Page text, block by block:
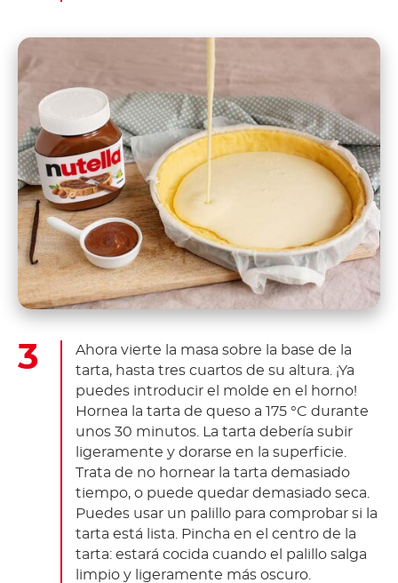
Ahora vierte la masa sobre la base de la
tarta, hasta tres cuartos de su altura. ¡Ya
puedes introducir el molde en el horno!
Hornea la tarta de queso a 175 °C durante
unos 30 minutos. La tarta debería subir
ligeramente y dorarse en la superficie.
Trata de no hornear la tarta demasiado
tiempo, o puede quedar demasiado seca.
Puedes usar un palillo para comprobar si la
tarta está lista. Pincha en el centro de la
tarta: estará cocida cuando el palillo salga
limpio y ligeramente más oscuro.